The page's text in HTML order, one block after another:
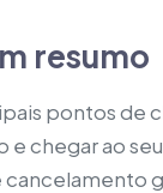
resumo
pontos
e chegar ao
cancelamento